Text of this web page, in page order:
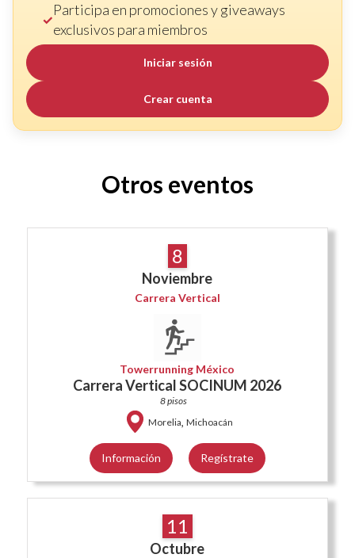
Participa en promociones y giveaways
exclusivos para miembros
Iniciar sesión
Crear cuenta
Otros eventos
8
Noviembre
Carrera Vertical
Towerrunning México
Carrera Vertical SOCINUM 2026
8 pisos
Morelia, Michoacán
Información Regístrate
11
Octubre